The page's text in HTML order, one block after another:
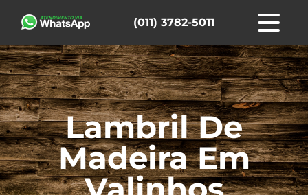
(011) 3782-5011
Lambril De
Madeira Em